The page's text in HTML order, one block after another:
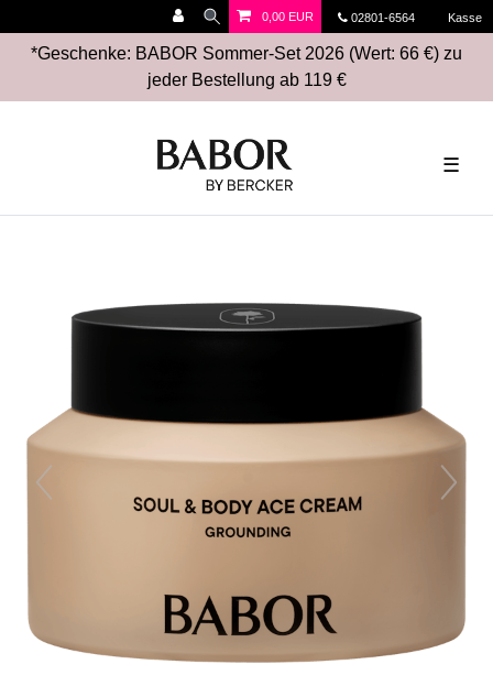
02801-6564 Kasse
0,00 EUR
*Geschenke: BABOR Sommer-Set 2026 (Wert: 66 €) zu
jeder Bestellung ab 119 €
☰